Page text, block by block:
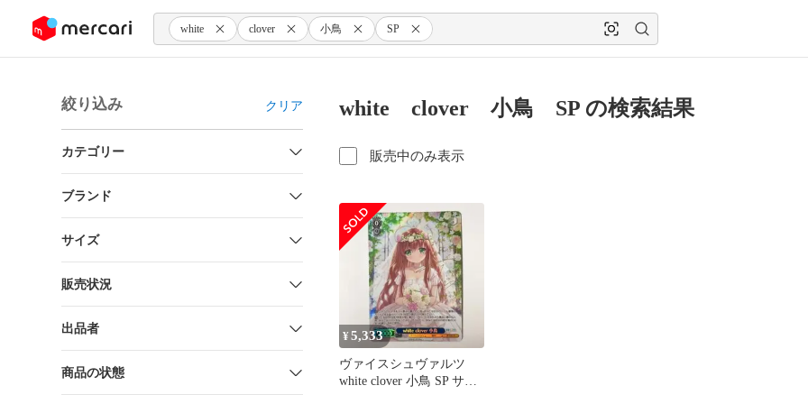
ツにスキップ white clover 小鳥 SP
絞り込み クリア
カテゴリー
ブランド
サイズ
販売状況
出品者
商品の状態
white clover 小鳥 SP の検索結果
販売中のみ表示
¥5,333
ヴァイスシュヴァルツ
white clover 小鳥 SP サイ